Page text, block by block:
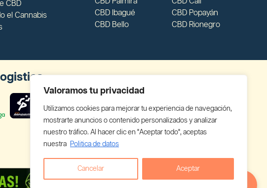
Valoramos tu privacidad
Utilizamos cookies para mejorar tu experiencia de navegación,
mostrarte anuncios o contenido personalizados y analizar
nuestro tráfico. Al hacer clic en "Aceptar todo", aceptas
nuestra Politica de datos
Cancelar Aceptar
CBD
el Cannabis
CBD Ibagué
CBD Bello
CBD Popayán
CBD Rionegro